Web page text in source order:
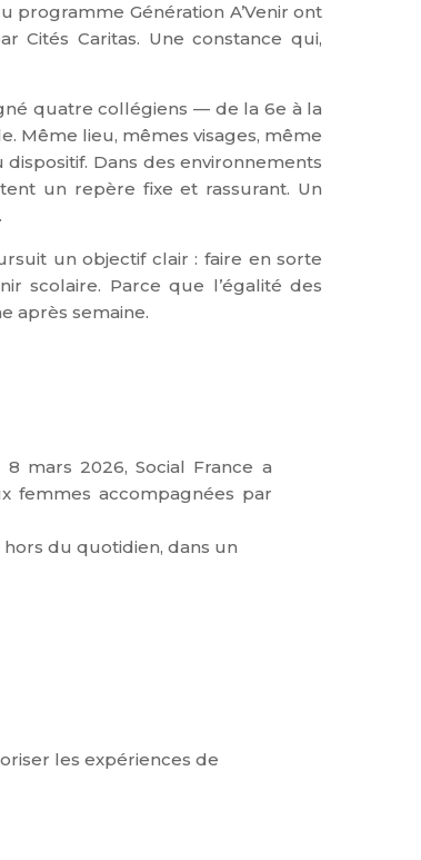
programme Génération A’Venir ont
Cités Caritas. Une constance qui,
quatre collégiens — de la 6e à la
Même lieu, mêmes visages, même
Dans des environnements
un repère fixe et rassurant. Un
un objectif clair : faire en sorte
scolaire. Parce que l’égalité des
après semaine.
mars 2026, Social France a
femmes accompagnées par
du quotidien, dans un
les expériences de